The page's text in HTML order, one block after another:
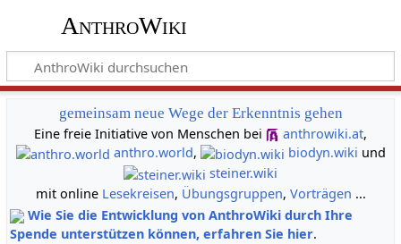
AnthroWiki
gemeinsam neue Wege der Erkenntnis gehen
Eine freie Initiative von Menschen bei
anthrowiki.at,
anthro.world, biodyn.wiki und
steiner.wiki
mit online Lesekreisen, Übungsgruppen, Vorträgen ...
Wie Sie die Entwicklung von AnthroWiki durch Ihre
Spende unterstützen können, erfahren Sie hier.